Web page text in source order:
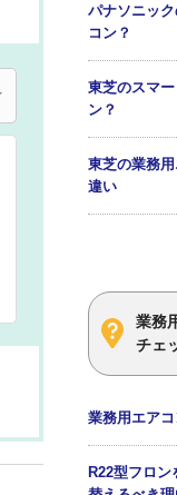
パナソニッ
コン？
東芝のスマ
ン？
東芝の業務
違い
業務
チェ
業務用エア
R22型フロン